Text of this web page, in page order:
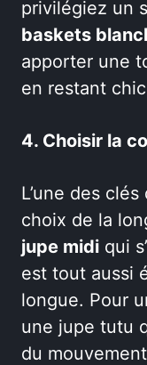
privilégiez un
baskets
apporter une
en restant
4. Choisir la
L’une des
choix de la
jupe midi qui
est tout aussi
longue. Pour
une jupe tutu
du